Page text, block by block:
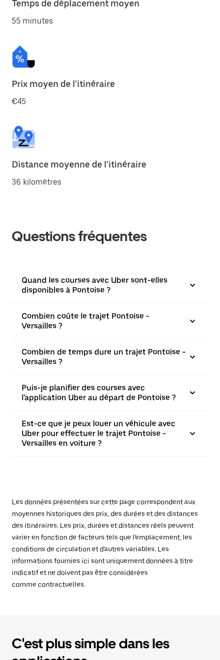
Temps de déplacement moyen
55 minutes
Prix moyen de l'itinéraire
€45
Distance moyenne de l'itinéraire
36 kilomètres
Questions fréquentes
Quand les courses avec Uber sont-elles
disponibles à Pontoise ?
Combien coûte le trajet Pontoise -
Versailles ?
Combien de temps dure un trajet Pontoise -
Versailles ?
Puis-je planifier des courses avec
l'application Uber au départ de Pontoise ?
Est-ce que je peux louer un véhicule avec
Uber pour effectuer le trajet Pontoise -
Versailles en voiture ?
Les données présentées sur cette page correspondent aux
moyennes historiques des prix, des durées et des distances
des itinéraires. Les prix, durées et distances réels peuvent
varier en fonction de facteurs tels que l'emplacement, les
conditions de circulation et d'autres variables. Les
informations fournies ici sont uniquement données à titre
indicatif et ne doivent pas être considérées
comme contractuelles.
C'est plus simple dans les